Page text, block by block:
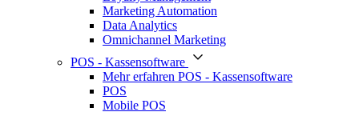
Marketing Automation
Data Analytics
Omnichannel Marketing
POS - Kassensoftware
Mehr erfahren POS - Kassensoftware
POS
Mobile POS